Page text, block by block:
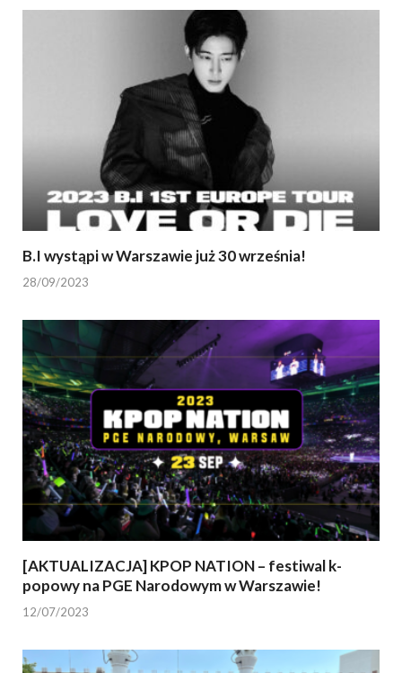
B.I wystąpi w Warszawie już 30 września!
28/09/2023
[AKTUALIZACJA] KPOP NATION – festiwal k-
popowy na PGE Narodowym w Warszawie!
12/07/2023